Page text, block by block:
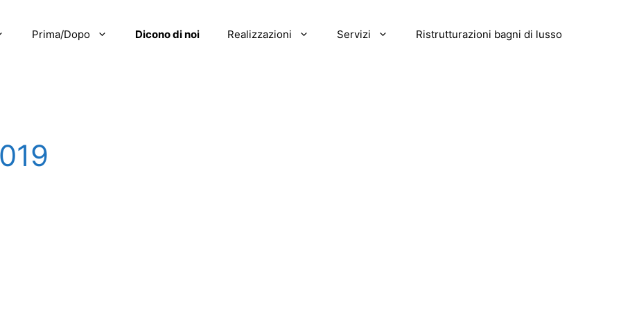
Prima/Dopo Dicono di noi Realizzazioni Servizi Ristrutturazioni bagni di lusso